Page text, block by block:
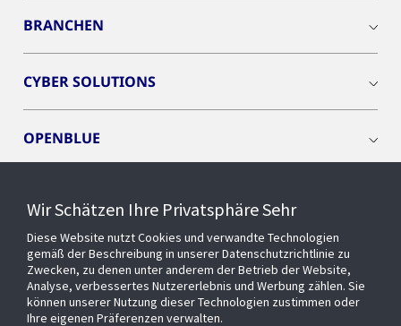
BRANCHEN
CYBER SOLUTIONS
OPENBLUE
EVENTS
Über uns
Wir Schätzen Ihre Privatsphäre Sehr
Diese Website nutzt Cookies und verwandte Technologien
gemäß der Beschreibung in unserer Datenschutzrichtlinie zu
Zwecken, zu denen unter anderem der Betrieb der Website,
Analyse, verbessertes Nutzererlebnis und Werbung zählen. Sie
können unserer Nutzung dieser Technologien zustimmen oder
Ihre eigenen Präferenzen verwalten.